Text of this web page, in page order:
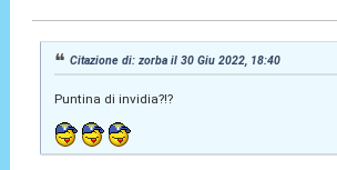
Citazione di: zorba il 30 Giu 2022, 18:40
Puntina di invidia?!?